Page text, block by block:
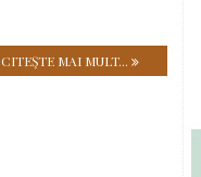
CITEŞTE MAI MULT...